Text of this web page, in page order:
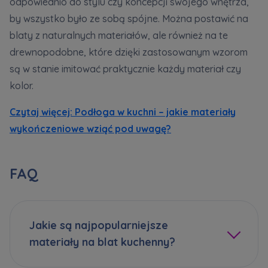
także udostępniane
zaufanym partnerom
Twoje dane są współadministrowane przez
spółki z Grupy Kapitałowej Murapol. Więcej o
tym jak przetwarzamy dane, wykorzystujemy
by wszystko było ze sobą spójne. Można postawić na
blaty z naturalnych materiałów, ale również na te
drewnopodobne, które dzięki zastosowanym wzorom
są w stanie imitować praktycznie każdy materiał czy
kolor.
Czytaj więcej: Podłoga w kuchni – jakie materiały
wykończeniowe wziąć pod uwagę?
FAQ
Jakie są najpopularniejsze
materiały na blat kuchenny?